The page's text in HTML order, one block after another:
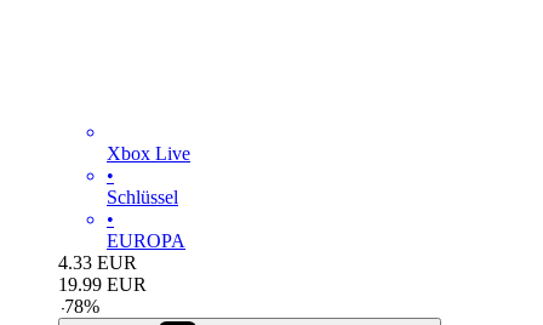
Xbox Live
•
Schlüssel
•
EUROPA
4.33 EUR
19.99 EUR
-78%